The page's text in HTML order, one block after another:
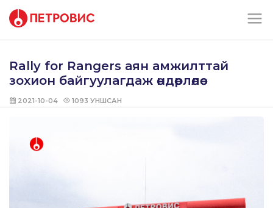
Rally for Rangers аян амжилттай
зохион байгуулагдаж өндөрлөлөө
2021-10-04 1093 УНШСАН